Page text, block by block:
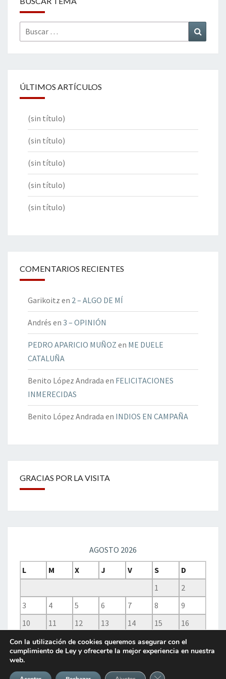
Buscar
por:
ÚLTIMOS ARTÍCULOS
(sin título)
(sin título)
(sin título)
(sin título)
(sin título)
COMENTARIOS RECIENTES
Garikoitz en 2 – ALGO DE MÍ
Andrés en 3 – OPINIÓN
PEDRO APARICIO MUÑOZ en ME DUELE
CATALUÑA
Benito López Andrada en FELICITACIONES
INMERECIDAS
Benito López Andrada en INDIOS EN CAMPAÑA
GRACIAS POR LA VISITA
AGOSTO 2026
L
M X J V S
D
1
2
3
4 5 6 7 8
9
10
11 12 13 14 15
16
17
18 19 20 21 22
23
24
31
Con la utilización de cookies queremos asegurar con el
cumplimiento de Ley y ofrecerte la mejor experiencia en nuestra
web.
Cerrar el banner de